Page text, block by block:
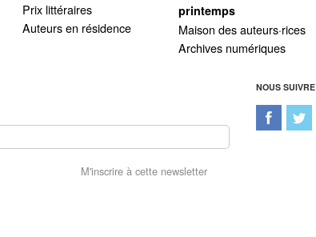
Prix littéraires
Auteurs en résidence
printemps
Maison des auteurs·rices
Archives numériques
NOUS SUIVRE